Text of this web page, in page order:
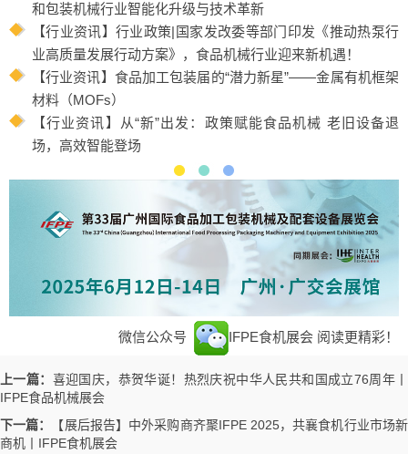
和包装机械行业智能化升级与技术革新
【行业资讯】行业政策|国家发改委等部门印发《推动热泵行
业高质量发展行动方案》，食品机械行业迎来新机遇！
【行业资讯】食品加工包装届的“潜力新星”——金属有机框架
材料（MOFs）
【行业资讯】从“新”出发：政策赋能食品机械 老旧设备退
场，高效智能登场
微信公众号 IFPE食机展会 阅读更精彩！
上一篇： 喜迎国庆，恭贺华诞！热烈庆祝中华人民共和国成立76周年丨
IFPE食品机械展会
下一篇：
【展后报告】中外采购商齐聚IFPE 2025，共襄食机行业市场新
商机丨IFPE食机展会